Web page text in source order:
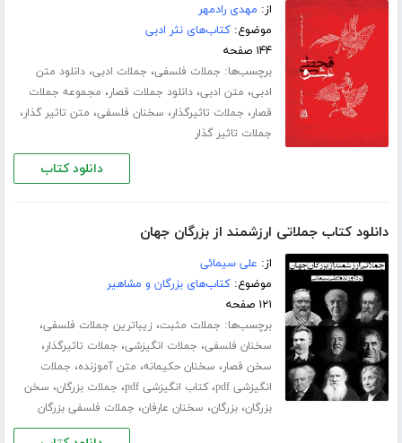
از: مهدی رادمهر
موضوع:کتاب‌های نثر ادبی
۱۴۴ صفحه
برچسب‌ها: جملات فلسفی، جملات ادبی،دانلود متن
ادبی، متن ادبی،دانلود جملات قصار، مجموعه جملات
قصار، جملات تاثیرگذار، سخنان فلسفی، متن تاثیر گذار،
جملات تاثیر گذار
دانلود کتاب
دانلود کتاب جملاتی ارزشمند از بزرگان جهان
از: علی سیمائی
موضوع:کتاب‌های بزرگان و مشاهیر
۱۲۱ صفحه
برچسب‌ها: جملات مثبت، زیباترین جملات فلسفی،
سخنان فلسفی، جملات انگیزشی، جملات تاثیرگذار،
سخن قصار، سخنان حکیمانه، متن آموزنده، جملات
انگیزشی pdf
،کتاب انگیزشی pdf ، جملات بزرگان، سخن
بزرگان،بزرگان، سخنان عارفان، جملات فلسفی بزرگان